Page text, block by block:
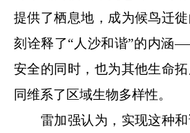
提供了栖息地，成为候鸟迁
刻诠释了“人沙和谐”的内涵
安全的同时，也为其他生命
同维系了区域生物多样性。
雷加强认为，实现这种和